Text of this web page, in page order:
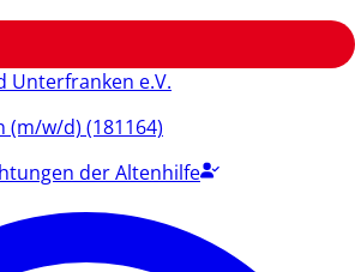
Unterfranken e.V.
w/d) (181164)
der Altenhilfe